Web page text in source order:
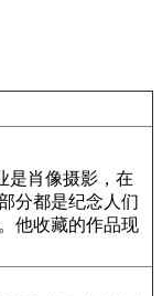
是肖像摄影，在
分都是纪念人们
他收藏的作品现